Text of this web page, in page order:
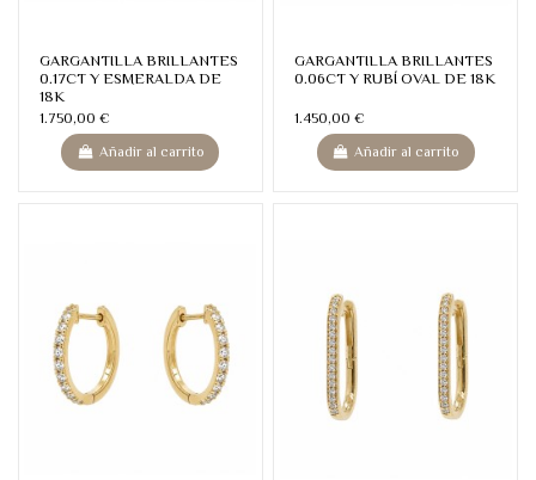
GARGANTILLA BRILLANTES
0.17CT Y ESMERALDA DE
18K
1.750,00 €
Añadir al carrito
GARGANTILLA BRILLANTES
0.06CT Y RUBÍ OVAL DE 18K
1.450,00 €
Añadir al carrito